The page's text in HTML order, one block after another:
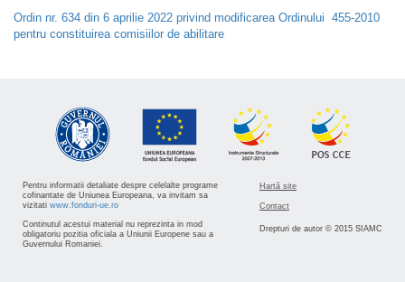
Ordin nr. 634 din 6 aprilie 2022 privind modificarea Ordinului 455-2010
pentru constituirea comisiilor de abilitare
Pentru informatii detaliate despre celelalte programe
cofinantate de Uniunea Europeana, va invitam sa
vizitati www.fonduri-ue.ro
Continutul acestui material nu reprezinta in mod
obligatoriu pozitia oficiala a Uniunii Europene sau a
Guvernului Romaniei.
Hartă site
Contact
Drepturi de autor © 2015 SIAMC